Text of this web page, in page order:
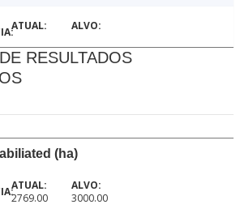
RESULTADOS
(ha)
2769.00 3000.00